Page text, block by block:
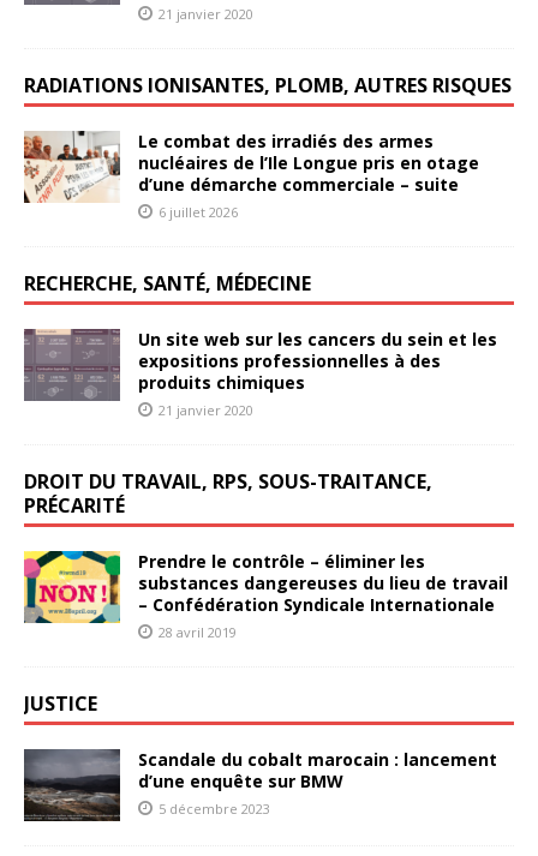
21 janvier 2020
RADIATIONS IONISANTES, PLOMB, AUTRES RISQUES
Le combat des irradiés des armes
nucléaires de l’Ile Longue pris en otage
d’une démarche commerciale – suite
6 juillet 2026
RECHERCHE, SANTÉ, MÉDECINE
Un site web sur les cancers du sein et les
expositions professionnelles à des
produits chimiques
21 janvier 2020
DROIT DU TRAVAIL, RPS, SOUS-TRAITANCE,
PRÉCARITÉ
Prendre le contrôle – éliminer les
substances dangereuses du lieu de travail
– Confédération Syndicale Internationale
28 avril 2019
JUSTICE
Scandale du cobalt marocain : lancement
d’une enquête sur BMW
5 décembre 2023